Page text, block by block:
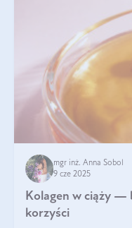
mgr inż. Anna Sobol
9 cze 2025
Kolagen w ciąży —
korzyści